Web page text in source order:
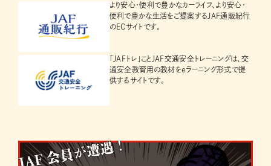
より安心・便利で豊かなカーライフ、より安心・
便利で豊かな生活をご提案するJAF通販紀行
のECサイトです。
「JAFトレ」ことJAF交通安全トレーニングは、交
通安全教育用の教材をeラーニング形式で提
供するサイトです。